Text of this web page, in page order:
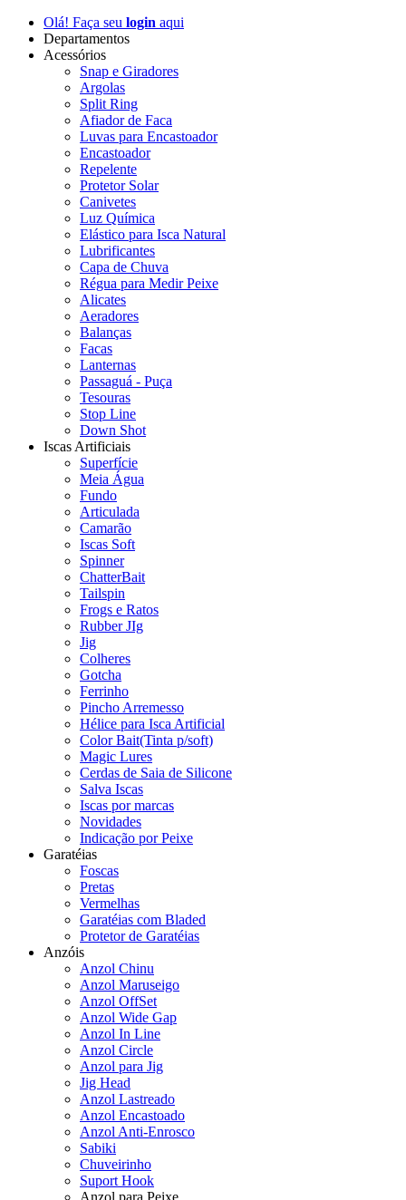
Olá! Faça seu login aqui
Departamentos
Acessórios
Snap e Giradores
Argolas
Split Ring
Afiador de Faca
Luvas para Encastoador
Encastoador
Repelente
Protetor Solar
Canivetes
Luz Química
Elástico para Isca Natural
Lubrificantes
Capa de Chuva
Régua para Medir Peixe
Alicates
Aeradores
Balanças
Facas
Lanternas
Passaguá - Puça
Tesouras
Stop Line
Down Shot
Iscas Artificiais
Superfície
Meia Água
Fundo
Articulada
Camarão
Iscas Soft
Spinner
ChatterBait
Tailspin
Frogs e Ratos
Rubber JIg
Jig
Colheres
Gotcha
Ferrinho
Pincho Arremesso
Hélice para Isca Artificial
Color Bait(Tinta p/soft)
Magic Lures
Cerdas de Saia de Silicone
Salva Iscas
Iscas por marcas
Novidades
Indicação por Peixe
Garatéias
Foscas
Pretas
Vermelhas
Garatéias com Bladed
Protetor de Garatéias
Anzóis
Anzol Chinu
Anzol Maruseigo
Anzol OffSet
Anzol Wide Gap
Anzol In Line
Anzol Circle
Anzol para Jig
Jig Head
Anzol Lastreado
Anzol Encastoado
Anzol Anti-Enrosco
Sabiki
Chuveirinho
Suport Hook
Anzol para Peixe